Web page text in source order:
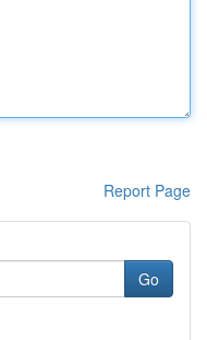
Report Page
Go